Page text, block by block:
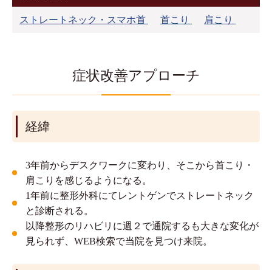
ストレートネック・スマホ首 首こり 肩こり
症状改善アプローチ
経緯
3年前からデスクワークに変わり、そこから首こり・
肩こりを感じるようになる。
1年前に整形外科にてレントゲンでストレートネック
と診断される。
以降整形のリハビリに週２で通院するも大きな変化が
見られず、WEB検索で当院を見つけ来院。